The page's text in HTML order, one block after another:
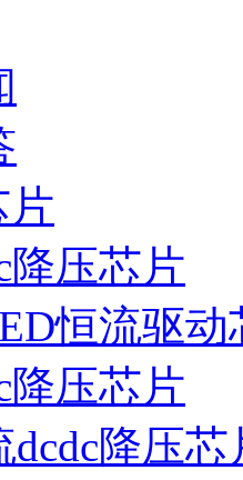
片
降压芯片
恒流驱动
降压芯片
dcdc降压芯